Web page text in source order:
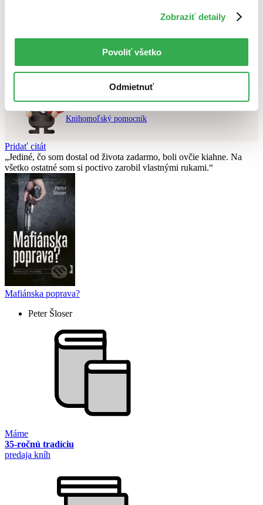
Zobraziť detaily
Povoliť všetko
Odmietnuť
Skúste prosím zmeniť vyhľadávaný výraz.
Chcete poradiť knihu?
Knihomoľský pomocník
Pridať citát
Jediné, čo som dostal od života zadarmo, boli ovčie kiahne. Na
všetko ostatné som si poctivo zarobil vlastnými rukami.
Mafiánska poprava?
Peter Šloser
Máme
35-ročnú tradíciu
predaja kníh